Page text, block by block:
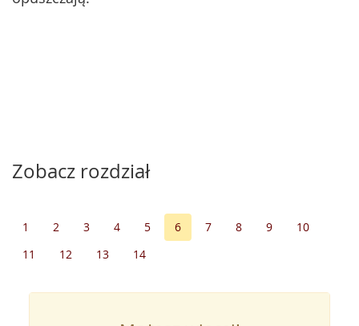
Zobacz rozdział
1 2 3 4 5 6 7 8 9
10
11
12 13 14